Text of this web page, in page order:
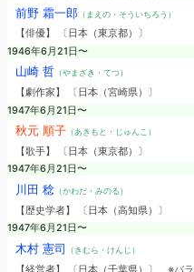
前野 霜一郎（まえの・そういちろう）
【俳優】 〔日本（東京都）〕
1946年6月21日〜
山崎 哲 （やまざき・てつ）
【劇作家】 〔日本（宮崎県）〕
1947年6月21日〜
秋元 順子（あきもと・じゅんこ）
【歌手】 〔日本（東京都）〕
1947年6月21日〜
川田 稔（かわだ・みのる）
【歴史学者】 〔日本（高知県）〕
1947年6月21日〜
木村 憲司 （きむら・けんじ）
【経営者】 〔日本（千葉県）〕 ※パ